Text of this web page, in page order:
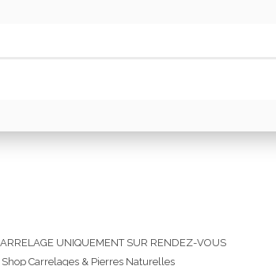
UNIQUEMENT SUR RENDEZ-VOUS
Carrelages & Pierres Naturelles